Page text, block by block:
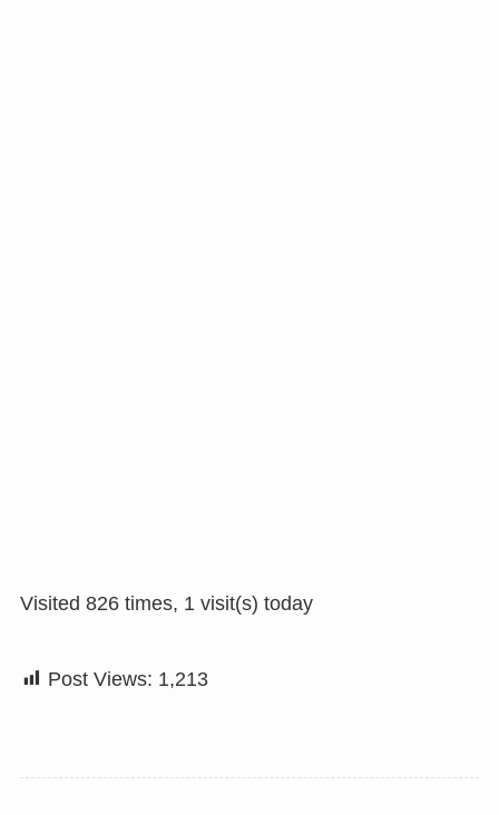
Visited 826 times, 1 visit(s) today
Post Views: 1,213